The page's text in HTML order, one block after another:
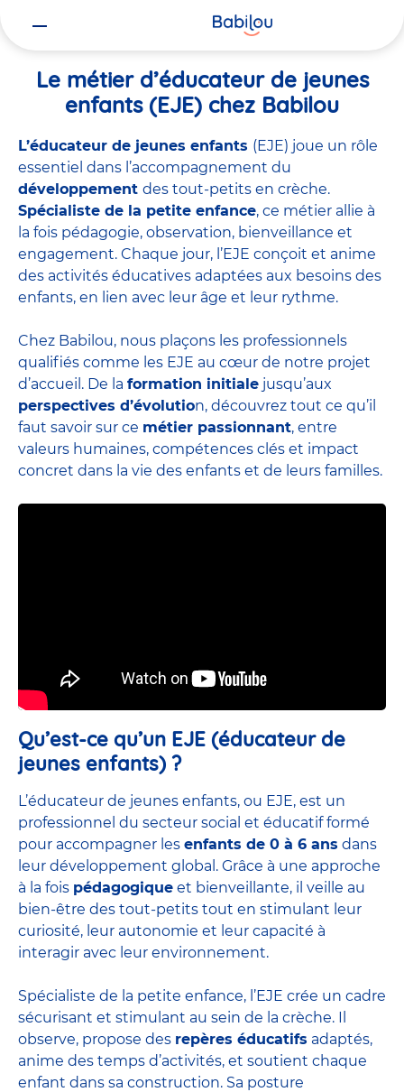
Le métier d’éducateur de jeunes
enfants (EJE) chez Babilou
L’éducateur de jeunes enfants (EJE) joue un rôle
essentiel dans l’accompagnement du
développement des tout-petits en crèche.
Spécialiste de la petite enfance, ce métier allie à
la fois pédagogie, observation, bienveillance et
engagement. Chaque jour, l’EJE conçoit et anime
des activités éducatives adaptées aux besoins des
enfants, en lien avec leur âge et leur rythme.
Chez Babilou, nous plaçons les professionnels
qualifiés comme les EJE au cœur de notre projet
d’accueil. De la formation initiale jusqu’aux
perspectives d’évolution, découvrez tout ce qu’il
faut savoir sur ce métier passionnant, entre
valeurs humaines, compétences clés et impact
concret dans la vie des enfants et de leurs familles.
Qu’est-ce qu’un EJE (éducateur de
jeunes enfants) ?
L’éducateur de jeunes enfants, ou EJE, est un
professionnel du secteur social et éducatif formé
pour accompagner les enfants de 0 à 6 ans dans
leur développement global. Grâce à une approche
à la fois pédagogique et bienveillante, il veille au
bien-être des tout-petits tout en stimulant leur
curiosité, leur autonomie et leur capacité à
interagir avec leur environnement.
Spécialiste de la petite enfance, l’EJE crée un cadre
sécurisant et stimulant au sein de la crèche. Il
observe, propose des repères éducatifs adaptés,
anime des temps d’activités, et soutient chaque
enfant dans sa construction. Sa posture